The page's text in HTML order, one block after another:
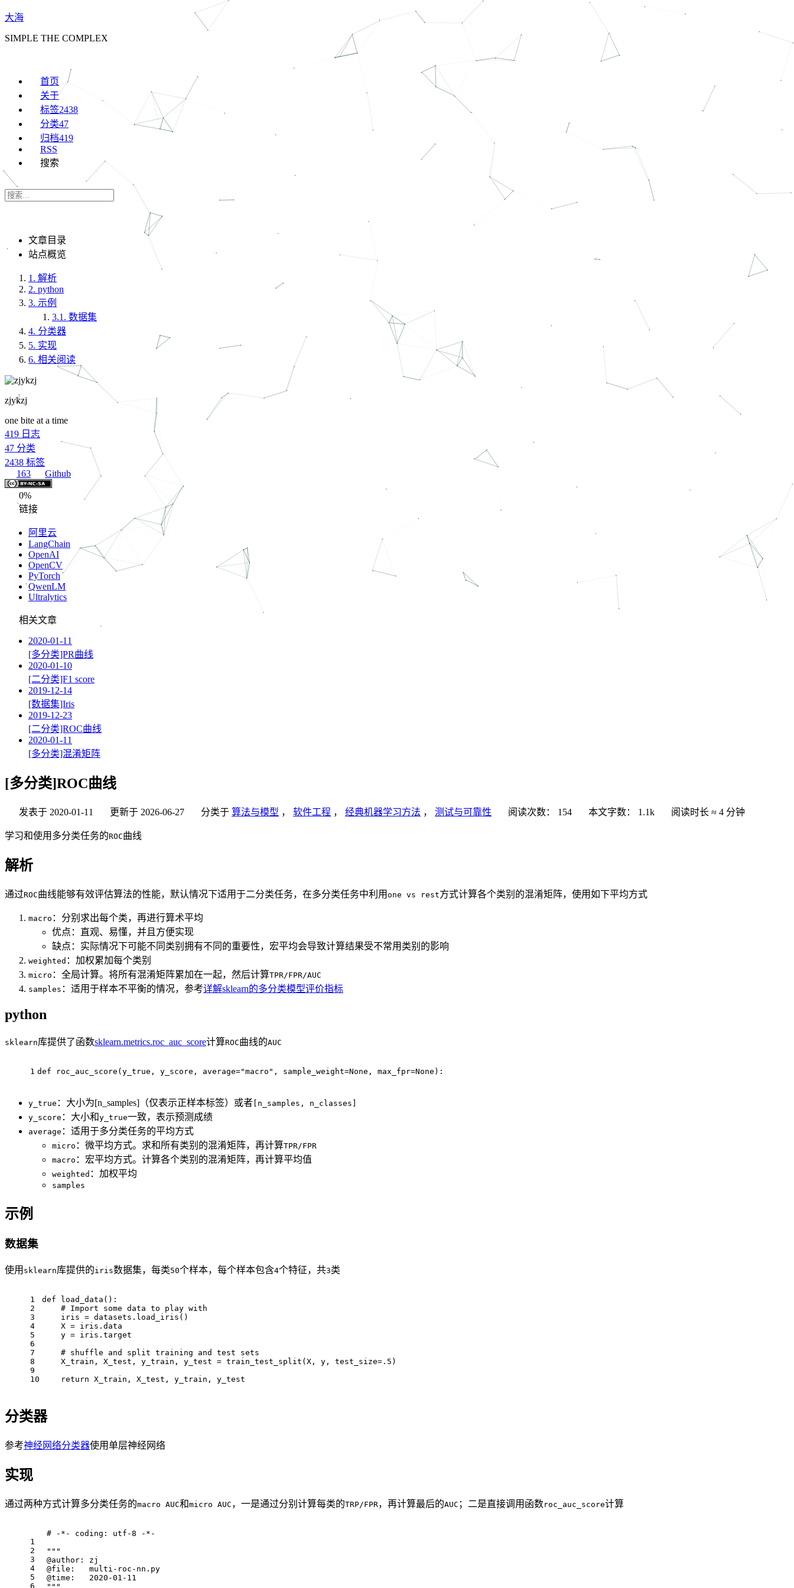
大海
SIMPLE THE COMPLEX
首页
关于
标签2438
分类47
归档419
RSS
搜索
文章目录
站点概览
1. 解析
2. python
3. 示例
3.1. 数据集
4. 分类器
5. 实现
6. 相关阅读
zjykzj
one bite at a time
419 日志
47 分类
2438 标签
163
Github
0%
链接
阿里云
LangChain
OpenAI
OpenCV
PyTorch
QwenLM
Ultralytics
相关文章
2020-01-11
[多分类]PR曲线
2020-01-10
[二分类]F1 score
2019-12-14
[数据集]Iris
2019-12-23
[二分类]ROC曲线
2020-01-11
[多分类]混淆矩阵
[多分类]ROC曲线
发表于 2020-01-11 更新于 2026-06-27 分类于 算法与模型 ， 软件工程 ， 经典机器学习方法 ， 测试与可靠性 阅读次数： 154 本文字数： 1.1k 阅读时长 ≈ 4 分钟
学习和使用多分类任务的ROC曲线
解析
通过ROC曲线能够有效评估算法的性能，默认情况下适用于二分类任务，在多分类任务中利用 one vs rest方式计算各个类别的混淆矩阵，使用如下平均方式
macro ：分别求出每个类，再进行算术平均
优点：直观、易懂，并且方便实现
缺点：实际情况下可能不同类别拥有不同的重要性，宏平均会导致计算结果受不常用类别的影响
weighted ：加权累加每个类别
micro ：全局计算。将所有混淆矩阵累加在一起，然后计算TPR/FPR/AUC
samples ：适用于样本不平衡的情况，参考详解sklearn的多分类模型评价指标
python
sklearn库提供了函数sklearn.metrics.roc_auc_score计算ROC曲线的AUC
1 def roc_auc_score(y_true, y_score, average="macro", sample_weight=None, max_fpr=None):
y_true ：大小为[n_samples]（仅表示正样本标签）或者 [n_samples, n_classes]
y_score ：大小和y_true一致，表示预测成绩
average ：适用于多分类任务的平均方式
micro ：微平均方式。求和所有类别的混淆矩阵，再计算TPR/FPR
macro ：宏平均方式。计算各个类别的混淆矩阵，再计算平均值
weighted ：加权平均
samples
示例
数据集
使用 sklearn库提供的iris数据集，每类50个样本，每个样本包含4个特征，共3类
1
2
3
4
5
6
7
8
9
10
def load_data():
    # Import some data to play with
    iris = datasets.load_iris()
    X = iris.data
    y = iris.target
    # shuffle and split training and test sets
    X_train, X_test, y_train, y_test = train_test_split(X, y, test_size=.5)
    return X_train, X_test, y_train, y_test
分类器
参考神经网络分类器使用单层神经网络
实现
通过两种方式计算多分类任务的macro AUC和micro AUC ，一是通过分别计算每类的TRP/FPR，再计算最后的AUC ；二是直接调用函数roc_auc_score计算
1
2
3
4
5
6
# -*- coding: utf-8 -*-
"""
@author: zj
@file:   multi-roc-nn.py
@time:   2020-01-11